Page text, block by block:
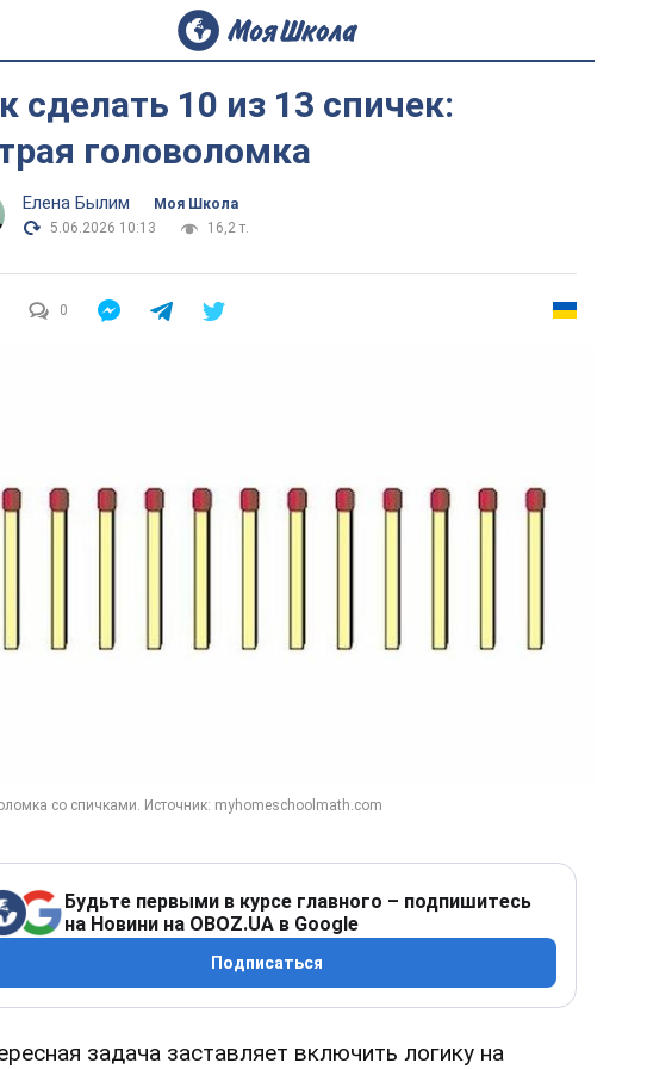
сделать 10 из 13 спичек:
головоломка
Елена Былим
Моя Школа
5.06.2026 10:13
16,2 т.
0
Будьте первыми в курсе главного – подпишитесь
на Новини на OBOZ.UA в Google
Подписаться
задача заставляет включить логику на